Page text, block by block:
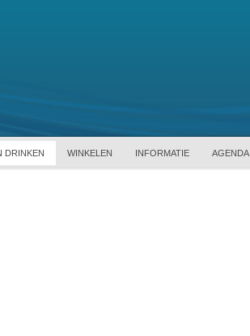
DRINKEN WINKELEN INFORMATIE AGENDA